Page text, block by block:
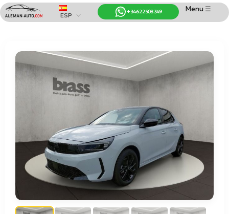
Coches de Alemania
Importación de Coches de Alemania
Menu ☰
+34 622 508 349
ESP